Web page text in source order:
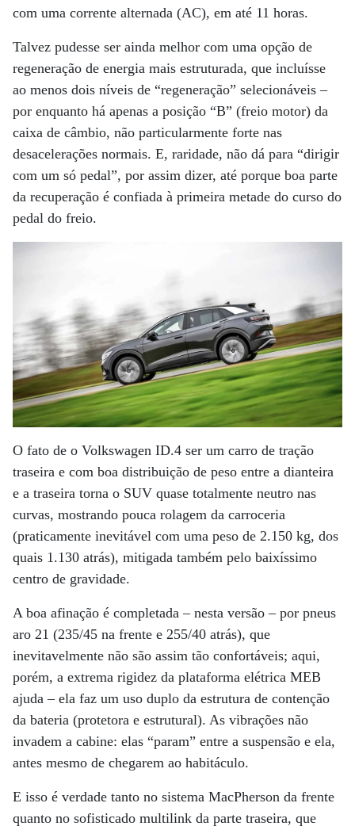
com uma corrente alternada (AC), em até 11 horas.
Talvez pudesse ser ainda melhor com uma opção de
regeneração de energia mais estruturada, que incluísse
ao menos dois níveis de “regeneração” selecionáveis –
por enquanto há apenas a posição “B” (freio motor) da
caixa de câmbio, não particularmente forte nas
desacelerações normais. E, raridade, não dá para “dirigir
com um só pedal”, por assim dizer, até porque boa parte
da recuperação é confiada à primeira metade do curso do
pedal do freio.
O fato de o Volkswagen ID.4 ser um carro de tração
traseira e com boa distribuição de peso entre a dianteira
e a traseira torna o SUV quase totalmente neutro nas
curvas, mostrando pouca rolagem da carroceria
(praticamente inevitável com uma peso de 2.150 kg, dos
quais 1.130 atrás), mitigada também pelo baixíssimo
centro de gravidade.
A boa afinação é completada – nesta versão – por pneus
aro 21 (235/45 na frente e 255/40 atrás), que
inevitavelmente não são assim tão confortáveis; aqui,
porém, a extrema rigidez da plataforma elétrica MEB
ajuda – ela faz um uso duplo da estrutura de contenção
da bateria (protetora e estrutural). As vibrações não
invadem a cabine: elas “param” entre a suspensão e ela,
antes mesmo de chegarem ao habitáculo.
E isso é verdade tanto no sistema MacPherson da frente
quanto no sofisticado multilink da parte traseira, que